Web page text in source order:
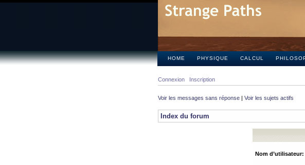
HOME PHYSIQUE CALCUL
Connexion Inscription
Voir les messages sans réponse | Voir les sujets actifs
Index du forum
Nom d’utilisateur: